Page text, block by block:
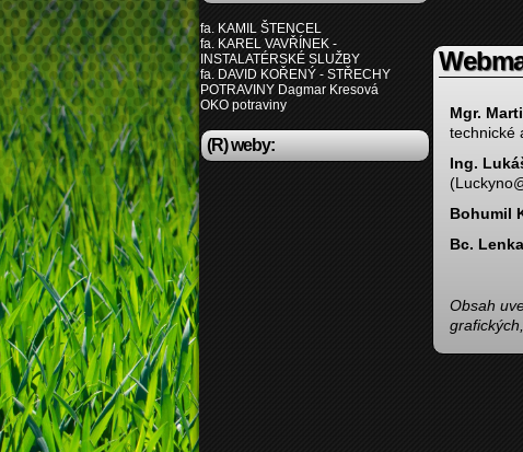
fa. KAMIL ŠTENCEL
fa. KAREL VAVŘÍNEK -
INSTALATÉRSKÉ SLUŽBY
fa. DAVID KOŘENÝ - STŘECHY
POTRAVINY Dagmar Kresová
OKO potraviny
(R) weby:
Mgr.
technické
Ing.
Bohumil
Bc.
Obsah